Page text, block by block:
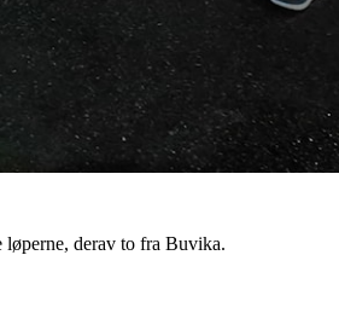
derav to fra Buvika.